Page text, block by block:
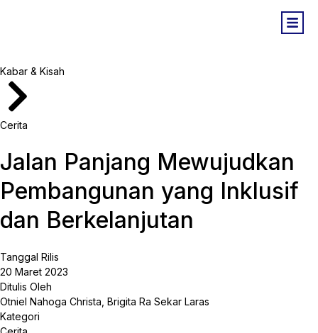
Kabar & Kisah
Cerita
Jalan Panjang Mewujudkan
Pembangunan yang Inklusif
dan Berkelanjutan
Tanggal Rilis
20 Maret 2023
Ditulis Oleh
Otniel Nahoga Christa, Brigita Ra Sekar Laras
Kategori